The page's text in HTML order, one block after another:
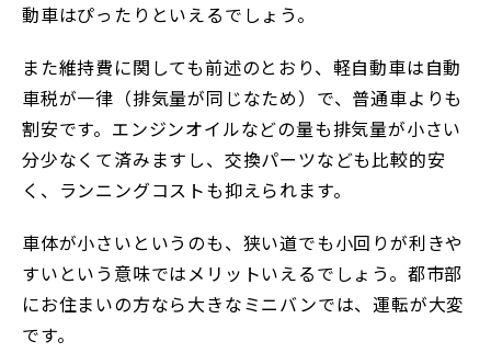
動車はぴったりといえるでしょう。
また維持費に関しても前述のとおり、軽自動車は自動
車税が一律（排気量が同じなため）で、普通車よりも
割安です。エンジンオイルなどの量も排気量が小さい
分少なくて済みますし、交換パーツなども比較的安
く、ランニングコストも抑えられます。
車体が小さいというのも、狭い道でも小回りが利きや
すいという意味ではメリットいえるでしょう。都市部
にお住まいの方なら大きなミニバンでは、運転が大変
です。